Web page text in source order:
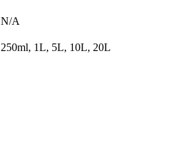
N/A
250ml, 1L, 5L, 10L, 20L